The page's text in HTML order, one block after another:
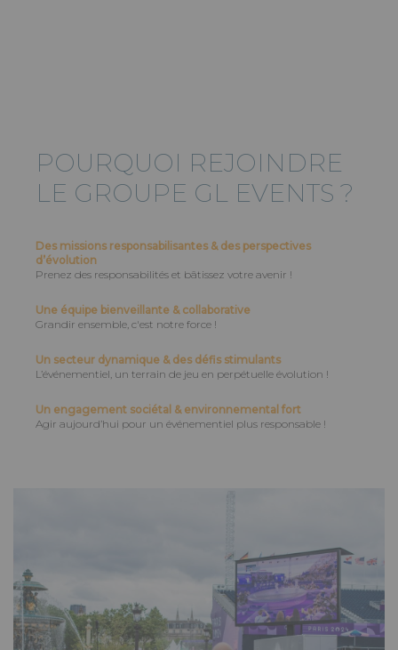
POURQUOI REJOINDRE
LE GROUPE GL EVENTS ?
Des missions responsabilisantes & des perspectives
d’évolution
Prenez des responsabilités et bâtissez votre avenir !
Une équipe bienveillante & collaborative
Grandir ensemble, c'est notre force !
Un secteur dynamique & des défis stimulants
L’événementiel, un terrain de jeu en perpétuelle évolution !
Un engagement sociétal & environnemental fort
Agir aujourd’hui pour un événementiel plus responsable !